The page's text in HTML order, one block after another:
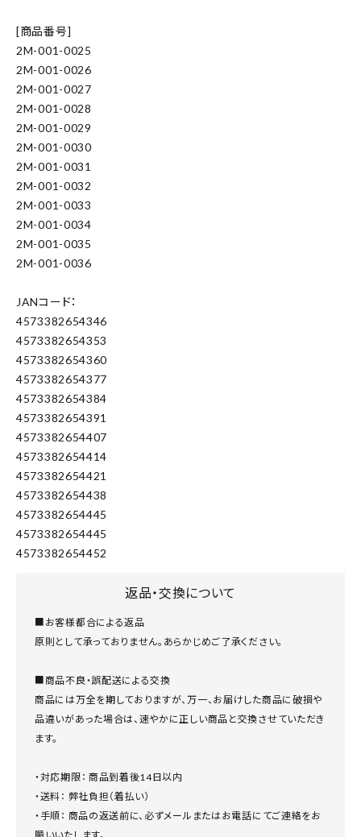
[商品番号]
2M-001-0025
2M-001-0026
2M-001-0027
2M-001-0028
2M-001-0029
2M-001-0030
2M-001-0031
2M-001-0032
2M-001-0033
2M-001-0034
2M-001-0035
2M-001-0036
JANコード：
4573382654346
4573382654353
4573382654360
4573382654377
4573382654384
4573382654391
4573382654407
4573382654414
4573382654421
4573382654438
4573382654445
4573382654445
4573382654452
返品・交換について
■お客様都合による返品
原則として承っておりません。あらかじめご了承ください。
■商品不良・誤配送による交換
商品には万全を期しておりますが、万一、お届けした商品に破損や
品違いがあった場合は、速やかに正しい商品と交換させていただき
ます。
・対応期限： 商品到着後14日以内
・送料： 弊社負担（着払い）
・手順： 商品の返送前に、必ずメールまたはお電話にてご連絡をお